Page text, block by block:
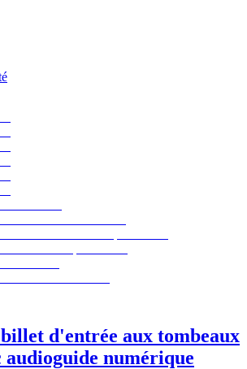
d'entrée aux tombeaux
audioguide numérique